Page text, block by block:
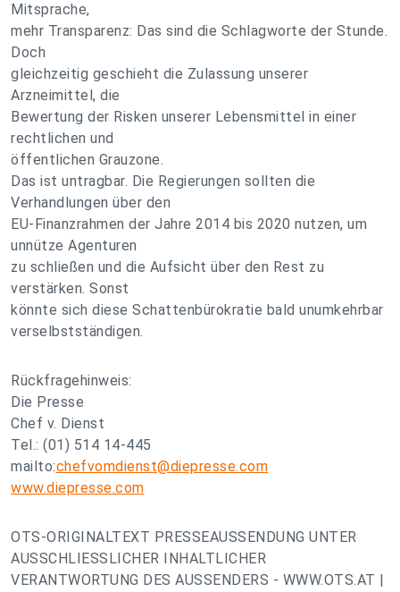
Mitsprache,
mehr Transparenz: Das sind die Schlagworte der Stunde.
Doch
gleichzeitig geschieht die Zulassung unserer
Arzneimittel, die
Bewertung der Risken unserer Lebensmittel in einer
rechtlichen und
öffentlichen Grauzone.
Das ist untragbar. Die Regierungen sollten die
Verhandlungen über den
EU-Finanzrahmen der Jahre 2014 bis 2020 nutzen, um
unnütze Agenturen
zu schließen und die Aufsicht über den Rest zu
verstärken. Sonst
könnte sich diese Schattenbürokratie bald unumkehrbar
verselbstständigen.
Rückfragehinweis:
Die Presse
Chef v. Dienst
Tel.: (01) 514 14-445
mailto:chefvomdienst@diepresse.com
www.diepresse.com
OTS-ORIGINALTEXT PRESSEAUSSENDUNG UNTER
AUSSCHLIESSLICHER INHALTLICHER
VERANTWORTUNG DES AUSSENDERS - WWW.OTS.AT |